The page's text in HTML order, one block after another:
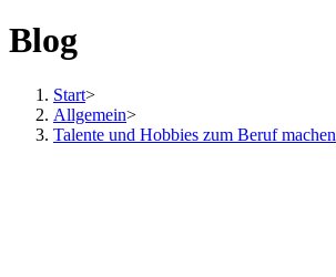
Blog
Start>
Allgemein>
Talente und Hobbies zum Beruf machen